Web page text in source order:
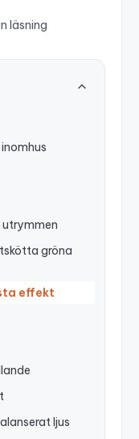
läsning
utrymmen
gröna
effekt
ljus